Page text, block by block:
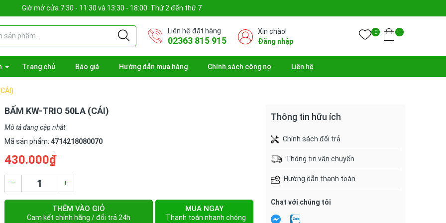
Giờ mở cửa 7:30 - 11:30 và 13:30 - 18:00. Thứ 2 đến thứ 7
Liên hệ đặt hàng
02363 815 915
Xin chào!
Đăng nhập
0
Trang chủ Báo giá Hướng dẫn mua hàng Chính sách công nợ Liên hệ
BẤM KW-TRIO 50LA (CÁI)
Mô tả đang cập nhật
Mã sản phẩm: 4714218080070
430.000₫
– +
THÊM VÀO GIỎ
Cam kết chính hãng / đổi trả 24h
MUA NGAY
Thanh toán nhanh chóng
Thông tin hữu ích
Chính sách đổi trả
Thông tin vận chuyển
Hướng dẫn thanh toán
Chat với chúng tôi